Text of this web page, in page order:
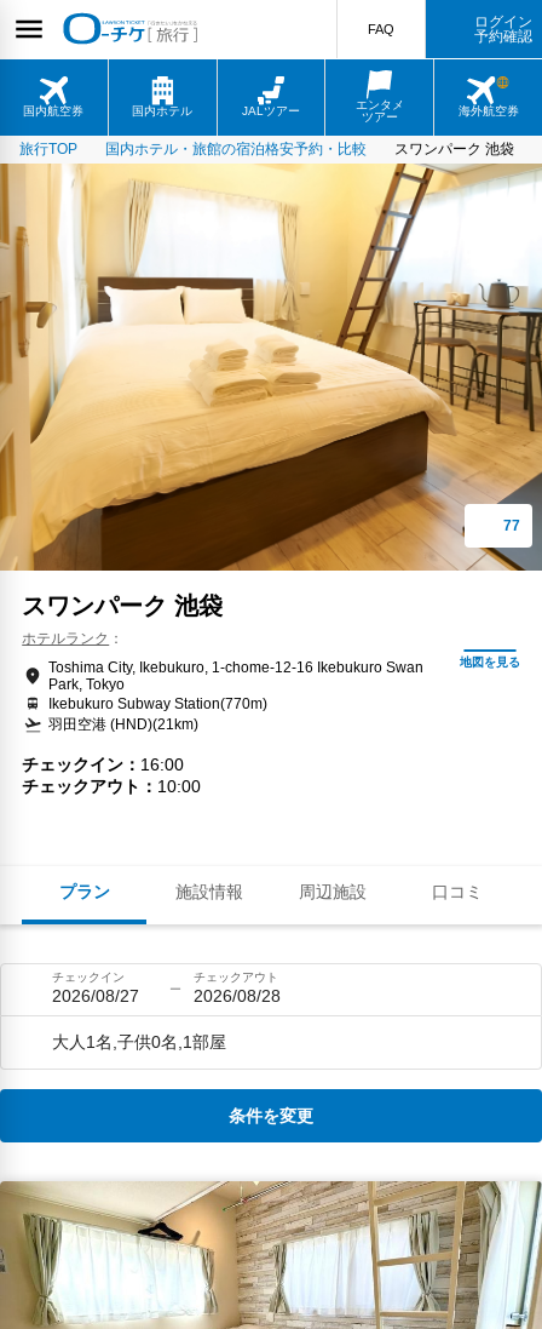
国内航空券 国内ホテル JALツアー
エンタメ
ツアー
海外航空券
FAQ
ログイン
予約確認
旅行TOP 国内ホテル・旅館の宿泊格安予約・比較 スワンパーク 池袋
プラン 施設情報 周辺施設 口コミ
スワンパーク 池袋
ホテルランク
Toshima City, Ikebukuro, 1-chome-12-16 Ikebukuro Swan
Park, Tokyo
Ikebukuro Subway Station(770m)
羽田空港 (HND)(21km)
チェックイン
16:00
チェックアウト
10:00
チェックイン
2026/08/27
チェックアウト
2026/08/28
大人1名,子供0名,1部屋
条件を変更